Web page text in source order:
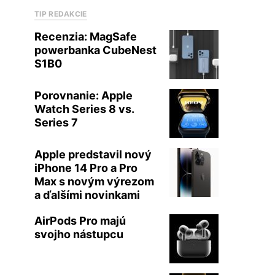
TIP REDAKCIE
Recenzia: MagSafe
powerbanka CubeNest
S1B0
Porovnanie: Apple
Watch Series 8 vs.
Series 7
Apple predstavil nový
iPhone 14 Pro a Pro
Max s novým výrezom
a ďalšími novinkami
AirPods Pro majú
svojho nástupcu